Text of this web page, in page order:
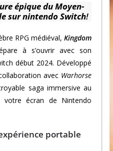
épique du Moyen-
sur nintendo Switch!
RPG médiéval,Kingdom
à s’ouvrir avec son
début 2024. Développé
avec Warhorse
saga immersive au
écran de Nintendo
portable